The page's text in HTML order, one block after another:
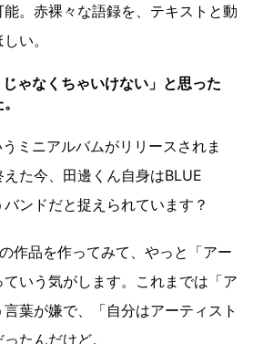
。赤裸々な語録を、テキストと動
い。
じゃなくちゃいけない」と思った
ミニアルバムがリリースされま
た今、田邊くん自身はBLUE
ンドだと捉えられています？
作品を作ってみて、やっと「アー
いう気がします。これまでは「ア
葉が嫌で、「自分はアーティスト
たんだけど。